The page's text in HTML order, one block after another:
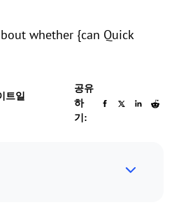
whether {can Quick
트일
공유
하
기: